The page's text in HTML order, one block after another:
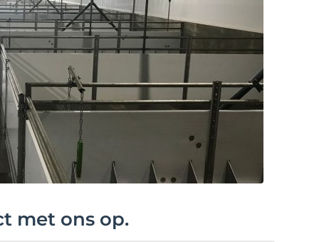
met ons op.